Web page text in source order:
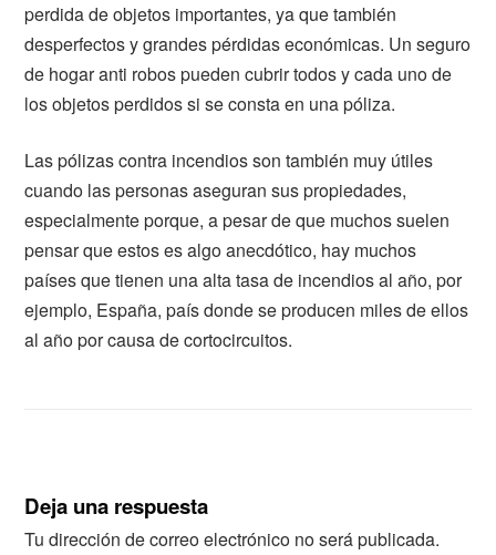
perdida de objetos importantes, ya que también
desperfectos y grandes pérdidas económicas. Un seguro
de hogar anti robos pueden cubrir todos y cada uno de
los objetos perdidos si se consta en una póliza.
Las pólizas contra incendios son también muy útiles
cuando las personas aseguran sus propiedades,
especialmente porque, a pesar de que muchos suelen
pensar que estos es algo anecdótico, hay muchos
países que tienen una alta tasa de incendios al año, por
ejemplo, España, país donde se producen miles de ellos
al año por causa de cortocircuitos.
Deja una respuesta
Tu dirección de correo electrónico no será publicada.